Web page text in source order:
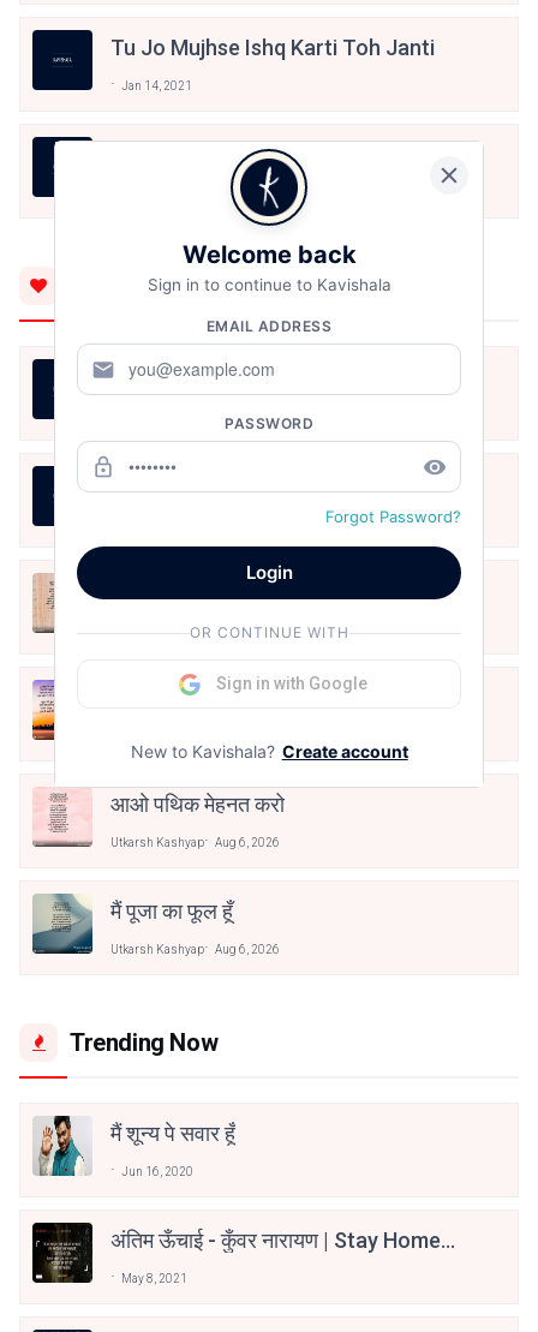
Tu Jo Mujhse Ishq Karti Toh Janti
Jan 14, 2021
Rishton Ke Naam
You'll Also Like
LIFE IS LIKE THAT
जीवन का रिश्ता
Utkarsh Kashyap Aug 6, 2026
क्या देव छोड़ शैतान मनाऊँ
आओ पथिक मेहनत करो
Utkarsh Kashyap Aug 6, 2026
मैं पूजा का फूल हूँ
Utkarsh Kashyap Aug 6, 2026
Trending Now
मैं शून्य पे सवार हूँ
Jun 16, 2020
अंतिम ऊँचाई - कुँवर नारायण | Stay Home
May 8, 2021
Welcome back
Sign in to continue to Kavishala
EMAIL ADDRESS
mail
PASSWORD
lock_outline remove_red_eye
Forgot Password?
Login
OR CONTINUE WITH
Sign in with Google
New to Kavishala? Create account